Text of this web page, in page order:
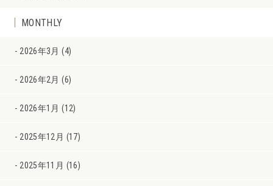
MONTHLY
2026年3月 (4)
2026年2月 (6)
2026年1月 (12)
2025年12月 (17)
2025年11月 (16)